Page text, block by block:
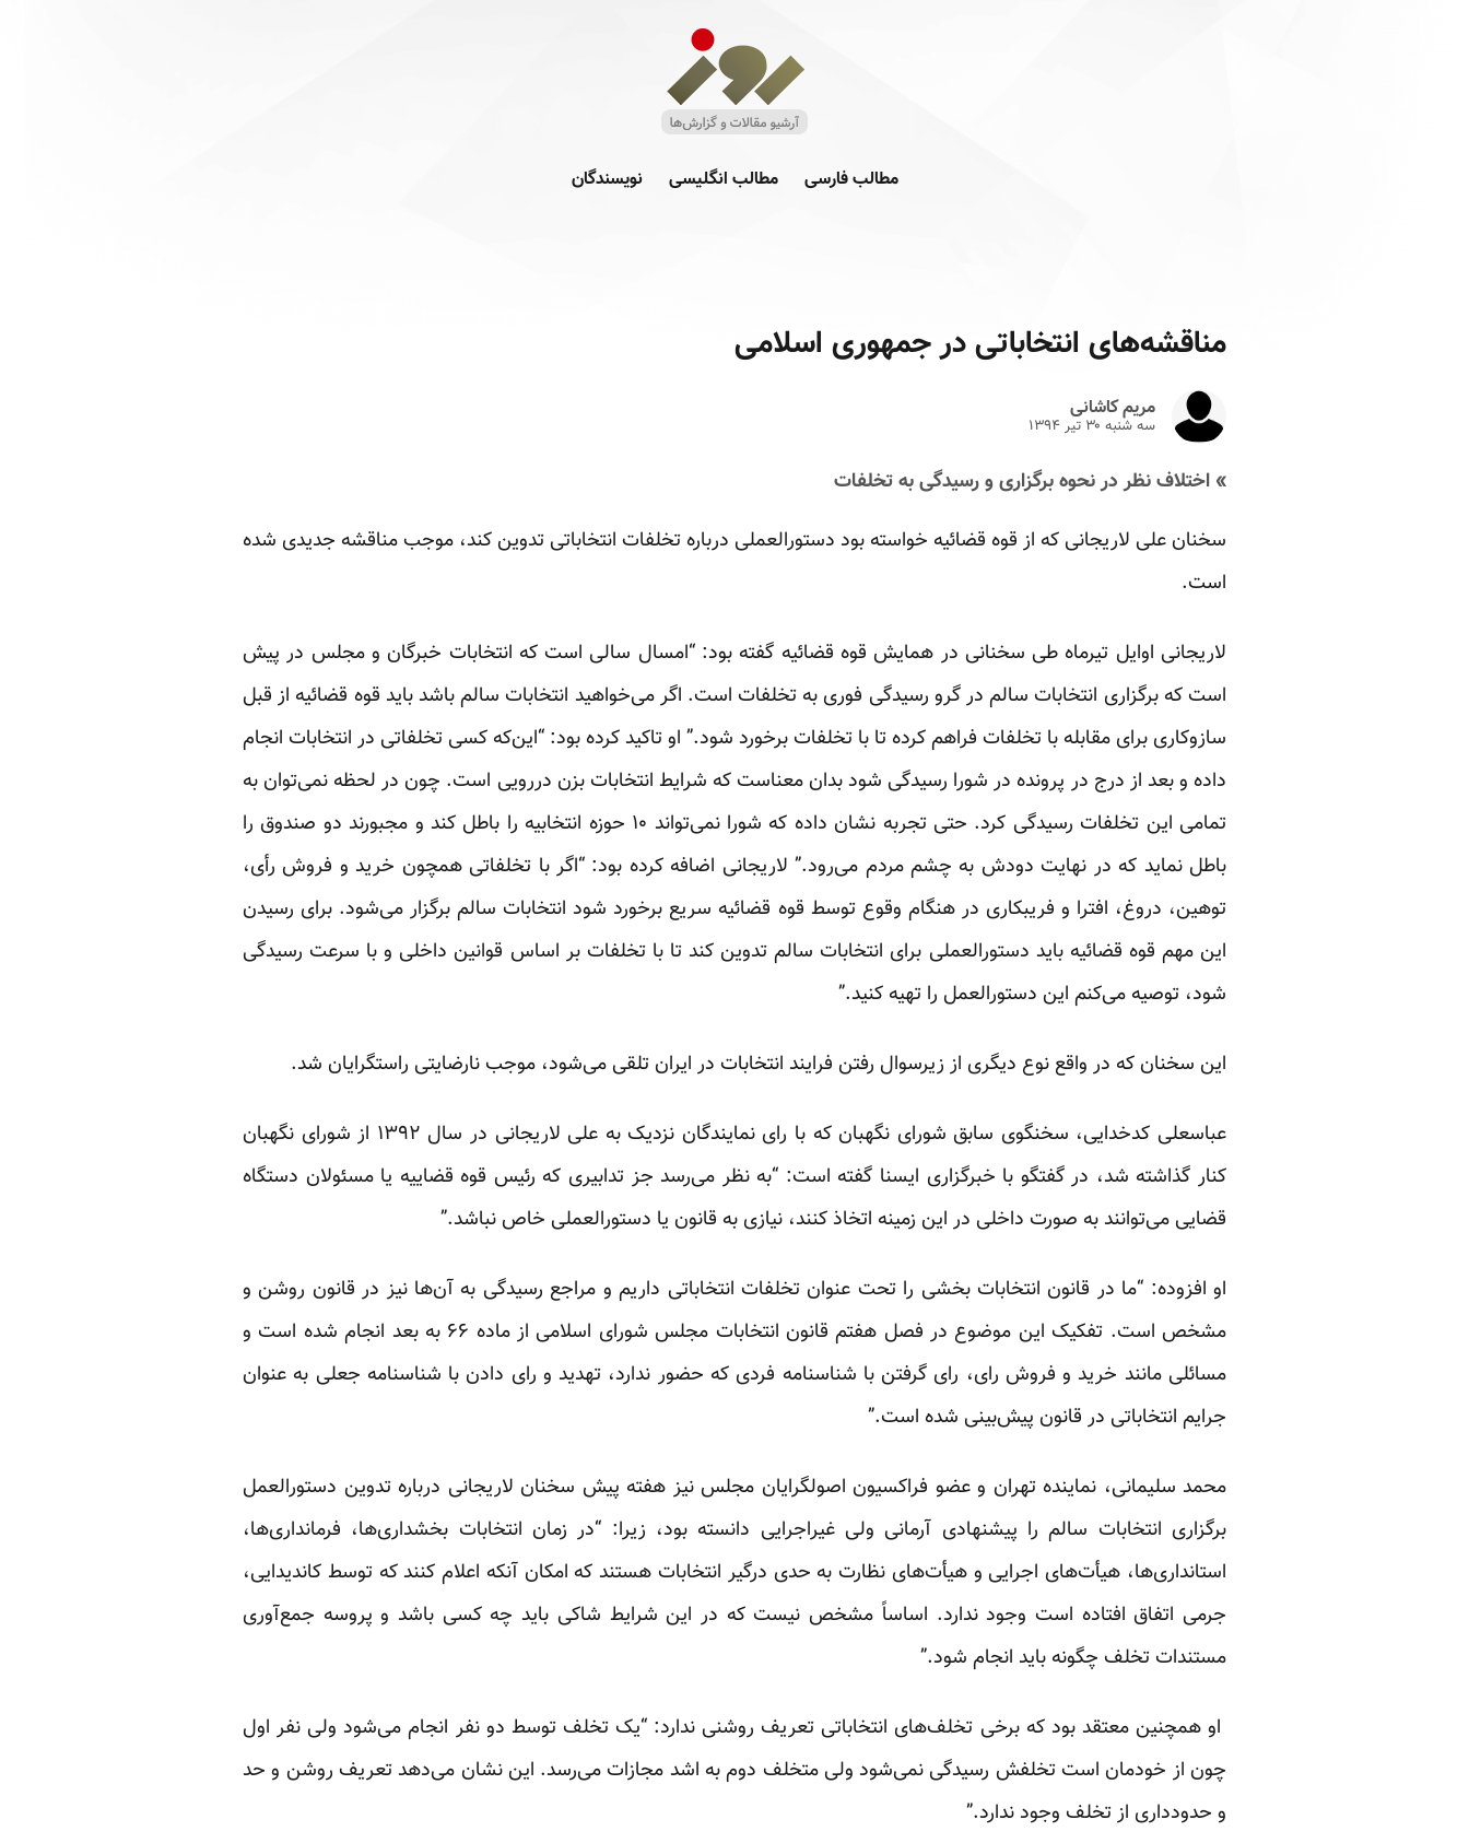
مطالب فارسی مطالب انگلیسی نویسندگان
مناقشه‌های انتخاباتی در جمهوری اسلامی
مریم کاشانی
سه شنبه ۳۰ تير ۱۳۹۴
» اختلاف نظر در نحوه برگزاری و رسیدگی به تخلفات
سخنان علی لاریجانی که از قوه قضائیه خواسته بود دستورالعملی درباره تخلفات انتخاباتی تدوین کند، موجب مناقشه جدیدی شده
است.
لاریجانی اوایل تیرماه طی سخنانی در همایش قوه قضائیه گفته بود: “امسال سالی است که انتخابات خبرگان و مجلس در پیش
است که برگزاری انتخابات سالم در گرو رسیدگی فوری به تخلفات است. اگر می‌خواهید انتخابات سالم باشد باید قوه قضائیه از قبل
سازوکاری برای مقابله با تخلفات فراهم کرده تا با تخلفات برخورد شود.” او تاکید کرده بود: “این‌که کسی تخلفاتی در انتخابات انجام
داده و بعد از درج در پرونده در شورا رسیدگی شود بدان معناست که شرایط انتخابات بزن دررویی است. چون در لحظه نمی‌توان به
تمامی این تخلفات رسیدگی کرد. حتی تجربه نشان داده که شورا نمی‌تواند ۱۰ حوزه انتخابیه را باطل کند و مجبورند دو صندوق را
باطل نماید که در نهایت دودش به چشم مردم می‌رود.” لاریجانی اضافه کرده بود: “اگر با تخلفاتی همچون خرید و فروش رأی،
توهین، دروغ، افترا و فریبکاری در هنگام وقوع توسط قوه قضائیه سریع برخورد شود انتخابات سالم برگزار می‌شود. برای رسیدن
این مهم قوه قضائیه باید دستورالعملی برای انتخابات سالم تدوین کند تا با تخلفات بر اساس قوانین داخلی و با سرعت رسیدگی
شود، توصیه می‌کنم این دستورالعمل را تهیه کنید.”
این سخنان که در واقع نوع دیگری از زیرسوال رفتن فرایند انتخابات در ایران تلقی می‌شود، موجب نارضایتی راستگرایان شد.
عباسعلی کدخدایی، سخنگوی سابق شورای نگهبان که با رای نمایندگان نزدیک به علی لاریجانی در سال ۱۳۹۲ از شورای نگهبان
کنار گذاشته شد، در گفتگو با خبرگزاری ایسنا گفته است: “به نظر می‌رسد جز تدابیری که رئیس قوه قضاییه یا مسئولان دستگاه
قضایی می‌توانند به صورت داخلی در این زمینه اتخاذ کنند، نیازی به قانون یا دستورالعملی خاص نباشد.”
او افزوده: “ما در قانون انتخابات بخشی را تحت عنوان تخلفات انتخاباتی داریم و مراجع رسیدگی به آن‌ها نیز در قانون روشن و
مشخص است. تفکیک این موضوع در فصل هفتم قانون انتخابات مجلس شورای اسلامی از ماده ۶۶ به بعد انجام شده است و
مسائلی مانند خرید و فروش رای، رای گرفتن با شناسنامه فردی که حضور ندارد، تهدید و رای دادن با شناسنامه جعلی به عنوان
جرایم انتخاباتی در قانون پیش‌بینی شده است.”
محمد سلیمانی، نماینده تهران و عضو فراکسیون اصولگرایان مجلس نیز هفته پیش سخنان لاریجانی درباره تدوین دستورالعمل
برگزاری انتخابات سالم را پیشنهادی آرمانی ولی غیراجرایی دانسته بود، زیرا: “در زمان انتخابات بخشداری‌ها، فرمانداری‌ها،‌
استانداری‌ها، هیأت‌های اجرایی و هیأت‌های نظارت به حدی درگیر انتخابات هستند که امکان آنکه اعلام کنند که توسط کاندیدایی،
جرمی اتفاق افتاده است وجود ندارد. اساساً‌ مشخص نیست که در این شرایط شاکی باید چه کسی باشد و پروسه جمع‌آوری
مستندات تخلف چگونه باید انجام شود.”
او همچنین معتقد بود که برخی تخلف‌های انتخاباتی تعریف روشنی ندارد: “یک تخلف توسط دو نفر انجام می‌شود ولی نفر اول
چون از خودمان است تخلفش رسیدگی نمی‌شود ولی متخلف دوم به اشد مجازات می‌رسد. این نشان می‌دهد تعریف روشن و حد
و حدودداری از تخلف وجود ندارد.”